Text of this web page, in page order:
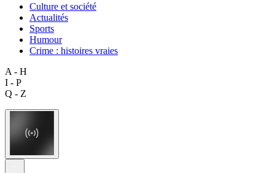
Culture et société
Actualités
Sports
Humour
Crime : histoires vraies
A - H
I - P
Q - Z